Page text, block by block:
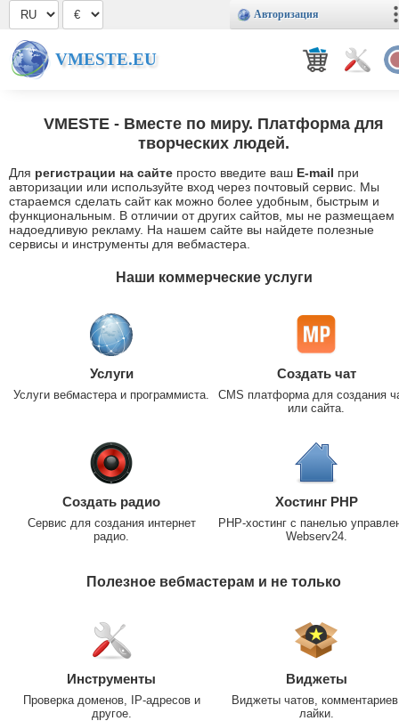
Авторизация
VMESTE.EU
VMESTE - Вместе по миру. Платформа для
творческих людей.
Для регистрации на сайте просто введите ваш E-mail при
авторизации или используйте вход через почтовый сервис. Мы
стараемся сделать сайт как можно более удобным, быстрым и
функциональным. В отличии от других сайтов, мы не размещаем
надоедливую рекламу. На нашем сайте вы найдете полезные
сервисы и инструменты для вебмастера.
Наши коммерческие услуги
Услуги
Услуги вебмастера и программиста.
Создать чат
CMS платформа для создания
или сайта.
Создать радио
Сервис для создания интернет
радио.
Хостинг PHP
PHP-хостинг с панелью
Webserv24.
Полезное вебмастерам и не только
Инструменты
Проверка доменов, IP-адресов и
другое.
Виджеты
Виджеты чатов,
лайки.